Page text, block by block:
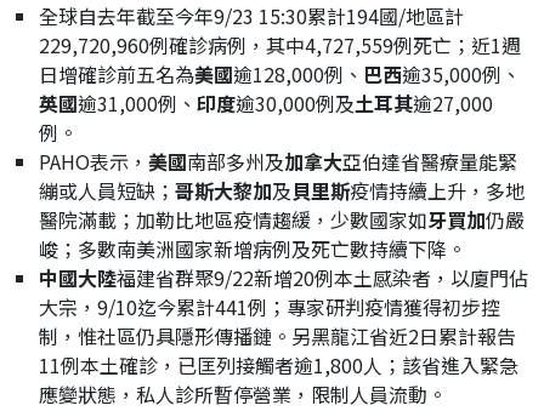
網
址
全球自去年截至今年9/23 15:30累計194國/地區計
229,720,960例確診病例，其中4,727,559例死亡；近1週
日增確診前五名為美國逾128,000例、 巴西逾35,000例、
英國逾31,000例、 印度逾30,000例及土耳其逾27,000
例。
PAHO表示， 美國南部多州及加拿大亞伯達省醫療量能緊
繃或人員短缺； 哥斯大黎加及貝里斯疫情持續上升，多地
醫院滿載；加勒比地區疫情趨緩，少數國家如牙買加仍嚴
峻；多數南美洲國家新增病例及死亡數持續下降。
中國大陸福建省群聚9/22新增20例本土感染者，以廈門佔
大宗，9/10迄今累計441例；專家研判疫情獲得初步控
制，惟社區仍具隱形傳播鏈。另黑龍江省近2日累計報告
11例本土確診，已匡列接觸者逾1,800人；該省進入緊急
應變狀態，私人診所暫停營業，限制人員流動。